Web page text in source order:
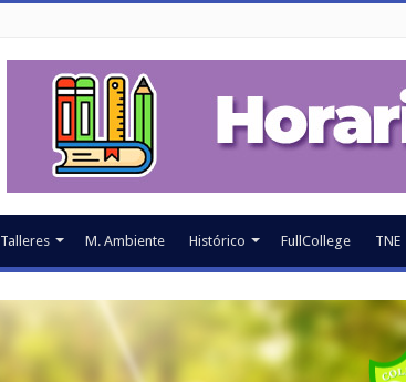
Talleres M. Ambiente Histórico FullCollege TNE